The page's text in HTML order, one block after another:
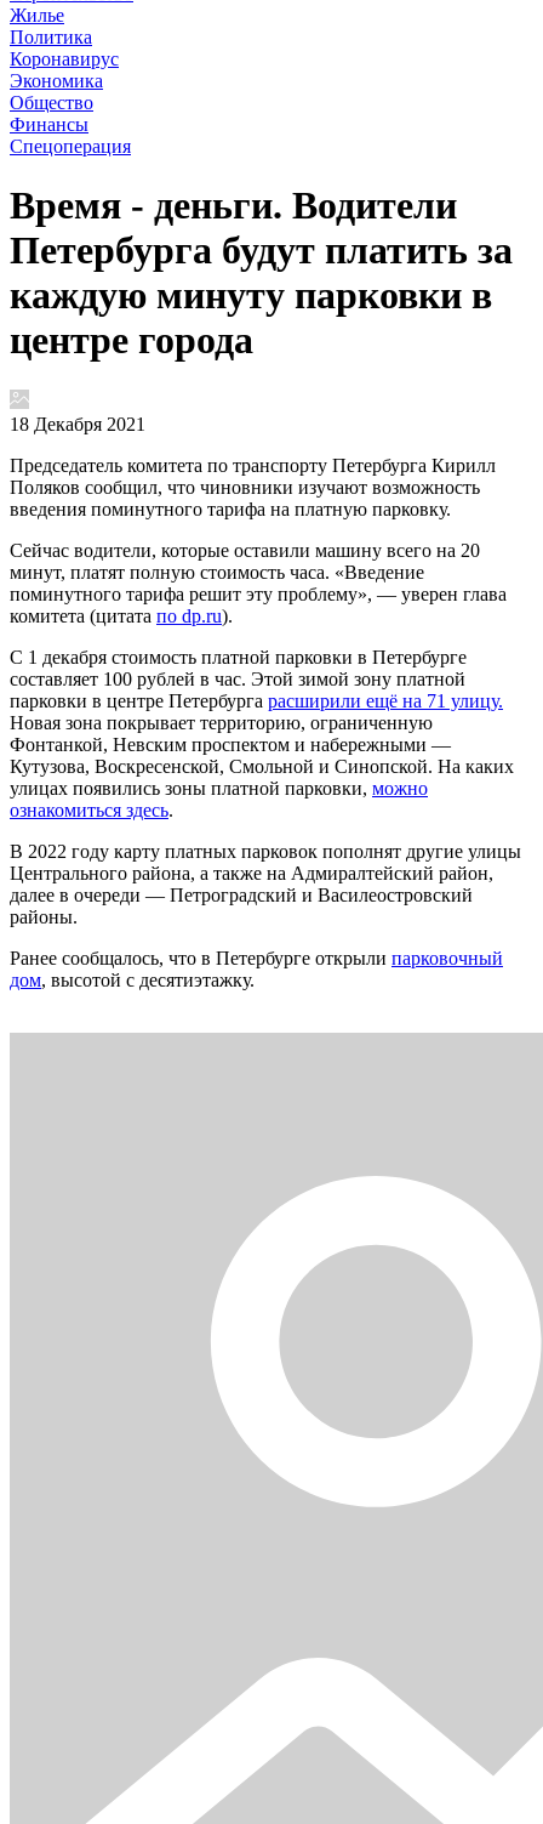
Жилье
Политика
Коронавирус
Экономика
Общество
Финансы
Спецоперация
Время - деньги. Водители
Петербурга будут платить за
каждую минуту парковки в
центре города
18 Декабря 2021
Председатель комитета по транспорту Петербурга Кирилл
Поляков сообщил, что чиновники изучают возможность
введения поминутного тарифа на платную парковку.
Сейчас водители, которые оставили машину всего на 20
минут, платят полную стоимость часа. «Введение
поминутного тарифа решит эту проблему», — уверен глава
комитета (цитата по dp.ru).
С 1 декабря стоимость платной парковки в Петербурге
составляет 100 рублей в час. Этой зимой зону платной
парковки в центре Петербурга расширили ещё на 71 улицу.
Новая зона покрывает территорию, ограниченную
Фонтанкой, Невcким проспектом и набережными —
Кутузова, Воскресенской, Смольной и Синопской. На каких
улицах появились зоны платной парковки, можно
ознакомиться здесь.
В 2022 году карту платных парковок пополнят другие улицы
Центрального района, а также на Адмиралтейский район,
далее в очереди — Петроградский и Василеостровский
районы.
Ранее сообщалось, что в Петербурге открыли парковочный
дом, высотой с десятиэтажку.